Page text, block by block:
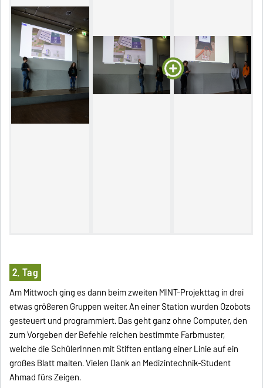
2. Tag
Am Mittwoch ging es dann beim zweiten MINT-Projekttag in drei
etwas größeren Gruppen weiter. An einer Station wurden Ozobots
gesteuert und programmiert. Das geht ganz ohne Computer, den
zum Vorgeben der Befehle reichen bestimmte Farbmuster,
welche die SchülerInnen mit Stiften entlang einer Linie auf ein
großes Blatt malten. Vielen Dank an Medizintechnik-Student
Ahmad fürs Zeigen.